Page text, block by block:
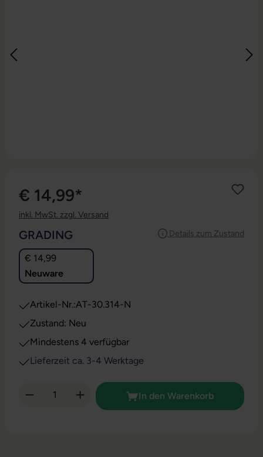
€ 14,99*
inkl. MwSt. zzgl. Versand
Details zum Zustand
GRADING
€ 14,99
Neuware
Artikel-Nr.:AT-30.314-N
Zustand: Neu
Mindestens 4 verfügbar
Lieferzeit ca. 3-4 Werktage
Produkt Anzahl: Gib den gewünschten
In den Warenkorb